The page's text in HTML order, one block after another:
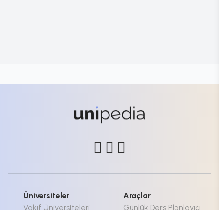
Üniversiteler
Vakıf Üniversiteleri
Araçlar
Günlük Ders Planlayıcı